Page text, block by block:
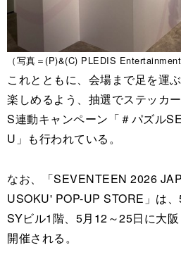
（写真＝(P)&(C) PLEDIS Entertainment
これとともに、会場まで足を運
楽しめるよう、抽選でステッカ
S連動キャンペーン「＃パズル
U」も行われている。
なお、「SEVENTEEN 2026
USOKU' POP-UP STORE」は
SYビル1階、5月12～25日に大
開催される。